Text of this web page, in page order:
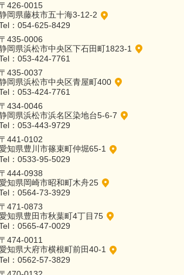
〒426-0015
岡県藤枝市五十海3-12-2
：054-625-8429
〒435-0006
岡県浜松市中央区下石田町1823-1
：053-424-7761
〒435-0037
岡県浜松市中央区青屋町400
：053-424-7761
〒434-0046
岡県浜松市浜名区染地台5-6-7
：053-443-9729
〒441-0102
知県豊川市篠束町仲堀65-1
：0533-95-5029
〒444-0938
知県岡崎市昭和町木舟25
：0564-73-3929
〒471-0873
知県豊田市秋葉町4丁目75
：0565-47-0029
〒474-0011
知県大府市横根町前田40-1
：0562-57-3829